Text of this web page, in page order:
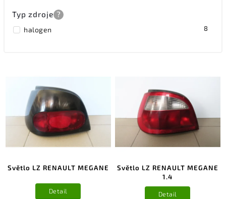
Typ zdroje ?
halogen 8
Světlo LZ RENAULT MEGANE
Detail
Světlo LZ RENAULT MEGANE
1.4
Detail